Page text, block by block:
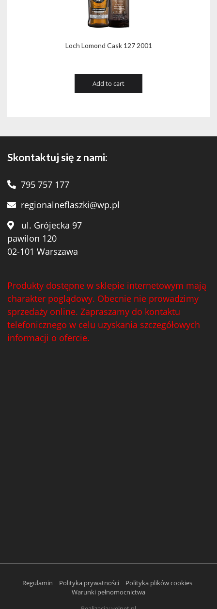
Loch Lomond Cask 127 2001
Add to cart
Skontaktuj się z nami:
795 757 177
regionalneflaszki@wp.pl
ul. Grójecka 97
pawilon 120
02-101 Warszawa
Produkty dostępne w sklepie internetowym mają
charakter poglądowy. Obecnie nie prowadzimy
sprzedaży online. Zapraszamy do kontaktu
telefonicznego w celu uzyskania szczegółowych
informacji o ofercie.
Regulamin Polityka prywatności
Polityka plików cookies
Warunki pełnomocnictwa